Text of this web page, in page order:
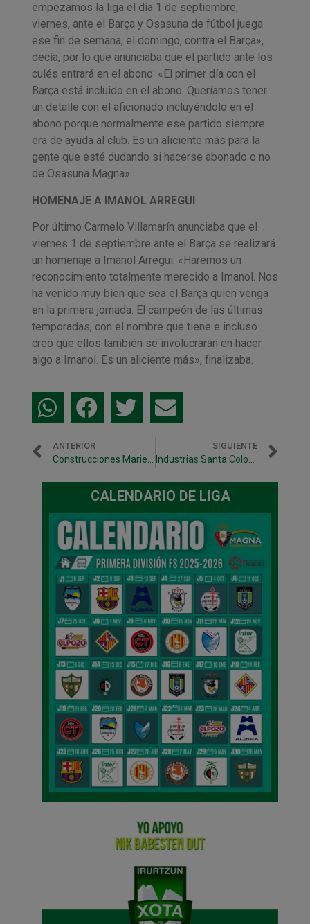
empezamos la liga el día 1 de septiembre,
viernes, ante el Barça y Osasuna de fútbol juega
ese fin de semana, el domingo, contra el Barça»,
decía, por lo que anunciaba que el partido ante los
culés entrará en el abono: «El primer día con el
Barça está incluido en el abono. Queríamos tener
un detalle con el aficionado incluyéndolo en el
abono porque normalmente ese partido siempre
era de ayuda al club. Es un aliciente más para la
gente que esté dudando si hacerse abonado o no
de Osasuna Magna».
HOMENAJE A IMANOL ARREGUI
Por último Carmelo Villamarín anunciaba que el
viernes 1 de septiembre ante el Barça se realizará
un homenaje a Imanol Arregui: «Haremos un
reconocimiento totalmente merecido a Imanol. Nos
ha venido muy bien que sea el Barça quien venga
en la primera jornada. El campeón de las últimas
temporadas, con el nombre que tiene e incluso
creo que ellos también se involucrarán en hacer
algo a Imanol. Es un aliciente más», finalizaba.
ANTERIOR SIGUIENTE
CALENDARIO DE LIGA